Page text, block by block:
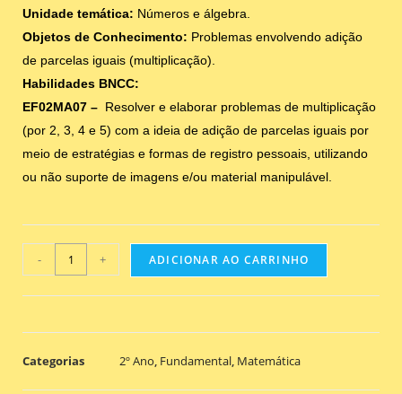
Unidade temática: Números e álgebra.
Objetos de Conhecimento: Problemas envolvendo adição
de parcelas iguais (multiplicação).
Habilidades BNCC:
EF02MA07 – Resolver e elaborar problemas de multiplicação
(por 2, 3, 4 e 5) com a ideia de adição de parcelas iguais por
meio de estratégias e formas de registro pessoais, utilizando
ou não suporte de imagens e/ou material manipulável.
- + ADICIONAR AO CARRINHO
Categorias 2º Ano, Fundamental, Matemática